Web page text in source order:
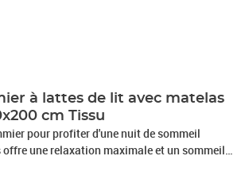
à lattes de lit avec matelas
cm Tissu
pour profiter d'une nuit de sommeil
une relaxation maximale et un sommeil
et durable : le tissu en polyester allie